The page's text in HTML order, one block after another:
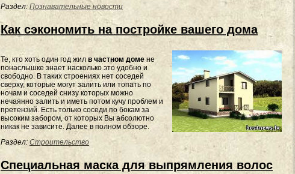
Раздел: Познавательные новости
Как сэкономить на постройке вашего дома
Те, кто хоть один год жил в частном доме не
понаслышке знает насколько это удобно и
свободно. В таких строениях нет соседей
сверху, которые могут залить или топать по
ночам и соседей снизу которых можно
нечаянно залить и иметь потом кучу проблем и
претензий. Есть только соседи по бокам за
высоким забором, от которых Вы абсолютно
никак не зависите. Далее в полном обзоре.
Раздел: Строительство
Специальная маска для выпрямления волос